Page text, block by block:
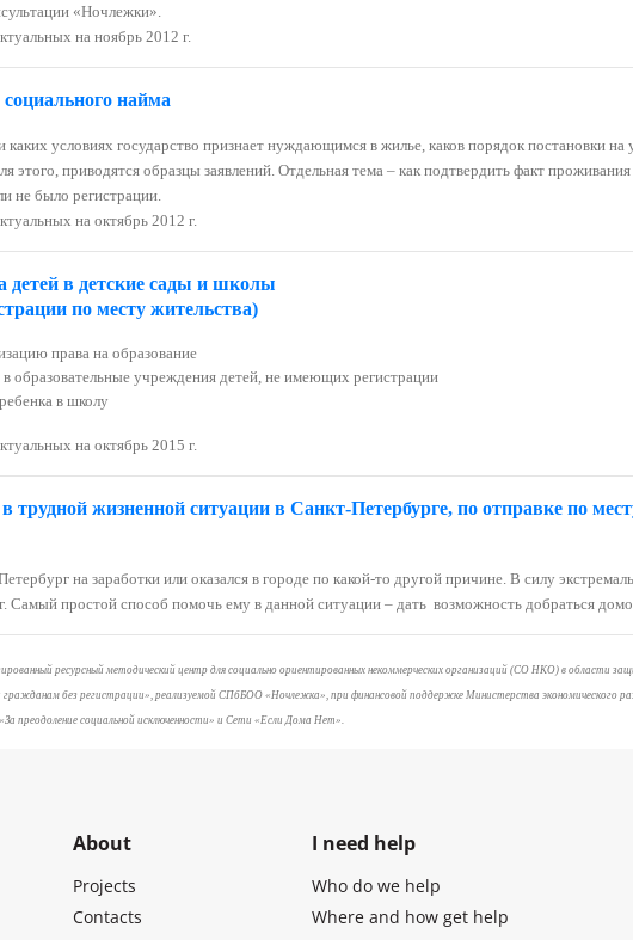
«Ночлежки».
на ноябрь 2012 г.
найма
условиях государство признает нуждающимся в жилье, каков порядок постановки на
этого, приводятся образцы заявлений. Отдельная тема – как подтвердить факт
не было регистрации.
на октябрь 2012 г.
детей в детские сады и школы
по месту жительства)
права на образование
образовательные учреждения детей, не имеющих регистрации
в школу
на октябрь 2015 г.
жизненной ситуации в Санкт-Петербурге, по отправке по
на заработки или оказался в городе по какой-то другой причине. В силу
Самый простой способ помочь ему в данной ситуации – дать возможность добраться
ресурсный методический центр для социально ориентированных некоммерческих организаций (СО НКО) в области
гражданам без регистрации», реализуемой СПбБОО «Ночлежка», при финансовой поддержке Министерства экономического
преодоление социальной исключенности» и Сети «Если Дома Нет».
About
Projects
Contacts
I need help
Who do we help
Where and how get help